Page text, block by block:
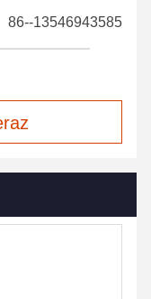
86--13546943585